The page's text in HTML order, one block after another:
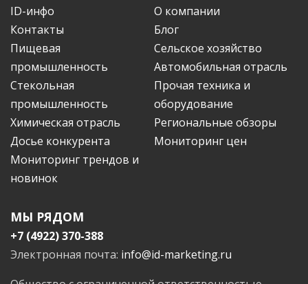
ID-инфо
О компании
Контакты
Блог
Пищевая
промышленность
Сельское хозяйство
Автомобильная отрасль
Стекольная
промышленность
Прочая техника и
оборудование
Химическая отрасль
Региональные обзоры
Досье конкурента
Мониторинг цен
Мониторинг трендов и
новинок
МЫ РЯДОМ
+7 (4922) 370-388
Электронная почта: info@id-marketing.ru